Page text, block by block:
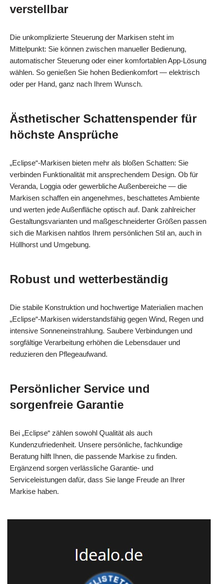
verstellbar
Die unkomplizierte Steuerung der Markisen steht im
Mittelpunkt: Sie können zwischen manueller Bedienung,
automatischer Steuerung oder einer komfortablen App‑Lösung
wählen. So genießen Sie hohen Bedienkomfort — elektrisch
oder per Hand, ganz nach Ihrem Wunsch.
Ästhetischer Schattenspender für
höchste Ansprüche
„Eclipse“‑Markisen bieten mehr als bloßen Schatten: Sie
verbinden Funktionalität mit ansprechendem Design. Ob für
Veranda, Loggia oder gewerbliche Außenbereiche — die
Markisen schaffen ein angenehmes, beschattetes Ambiente
und werten jede Außenfläche optisch auf. Dank zahlreicher
Gestaltungsvarianten und maßgeschneiderter Größen passen
sich die Markisen nahtlos Ihrem persönlichen Stil an, auch in
Hüllhorst und Umgebung.
Robust und wetterbeständig
Die stabile Konstruktion und hochwertige Materialien machen
„Eclipse“‑Markisen widerstandsfähig gegen Wind, Regen und
intensive Sonneneinstrahlung. Saubere Verbindungen und
sorgfältige Verarbeitung erhöhen die Lebensdauer und
reduzieren den Pflegeaufwand.
Persönlicher Service und
sorgenfreie Garantie
Bei „Eclipse“ zählen sowohl Qualität als auch
Kundenzufriedenheit. Unsere persönliche, fachkundige
Beratung hilft Ihnen, die passende Markise zu finden.
Ergänzend sorgen verlässliche Garantie‑ und
Serviceleistungen dafür, dass Sie lange Freude an Ihrer
Markise haben.